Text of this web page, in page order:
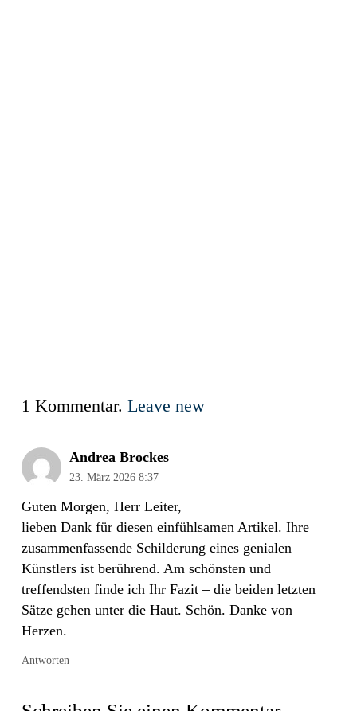
1 Kommentar. Leave new
Andrea Brockes
23. März 2026 8:37
Guten Morgen, Herr Leiter,
lieben Dank für diesen einfühlsamen Artikel. Ihre
zusammenfassende Schilderung eines genialen
Künstlers ist berührend. Am schönsten und
treffendsten finde ich Ihr Fazit – die beiden letzten
Sätze gehen unter die Haut. Schön. Danke von
Herzen.
Antworten